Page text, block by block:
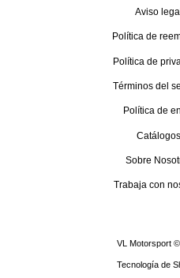
Aviso legal
Política de
Política de
Términos del
Política de
Catálogos
Sobre
Trabaja con
VL Motorsport©
Tecnología de